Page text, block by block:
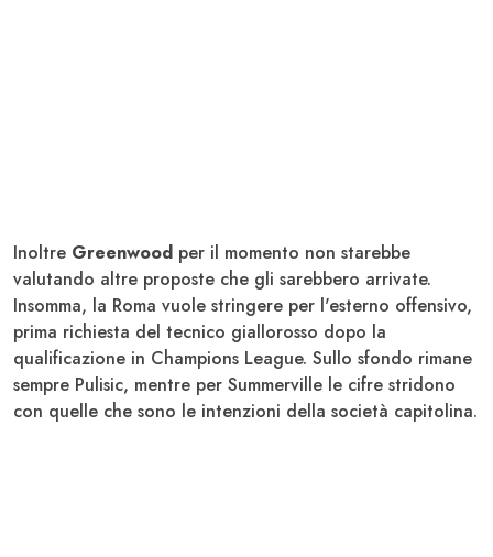
Inoltre Greenwood per il momento non starebbe
valutando altre proposte che gli sarebbero arrivate.
Insomma, la Roma vuole stringere per l'esterno offensivo,
prima richiesta del tecnico giallorosso dopo la
qualificazione in Champions League. Sullo sfondo rimane
sempre Pulisic, mentre per Summerville le cifre stridono
con quelle che sono le intenzioni della società capitolina.